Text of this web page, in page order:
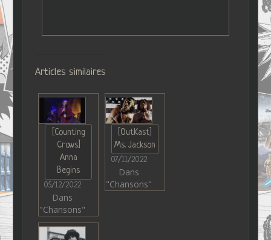
Articles similaires
[Counting
Crows]
Anna
Begins
05/12/2022
Dans
"Chansons"
[OutKast]
Ms. Jackson
07/11/2022
Dans
"Chansons"